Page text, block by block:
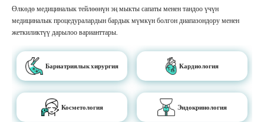
Өлкөдө медициналык тейлөөнүн эң мыкты сапаты менен тандоо үчүн
медициналык процедуралардын бардык мүмкүн болгон диапазондору менен
жеткиликтүү дарылоо варианттары.
Бариатриялык хирургия Кардиология
Косметология Эндокринология